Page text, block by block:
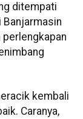
ditempati
kembali
Caranya,